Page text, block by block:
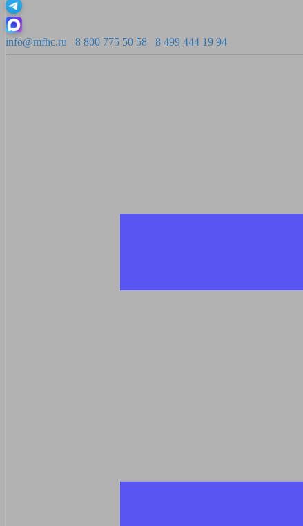
info@mfhc.ru 8 800 775 50 58 8 499 444 19 94